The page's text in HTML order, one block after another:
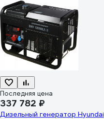
Последняя цена
337 782 ₽
Дизельный генератор Hyundai